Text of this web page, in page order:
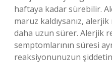
haftaya kadar sürebilir.
maruz kaldıysanız,
daha uzun sürer. Alerjik
semptomlarının süresi
reaksiyonunuzun